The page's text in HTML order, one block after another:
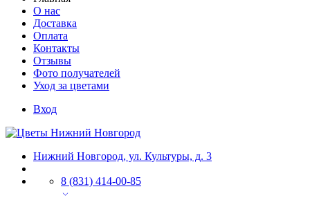
О нас
Доставка
Оплата
Контакты
Отзывы
Фото получателей
Уход за цветами
Вход
Нижний Новгород, ул. Культуры, д. 3
8 (831) 414-00-85